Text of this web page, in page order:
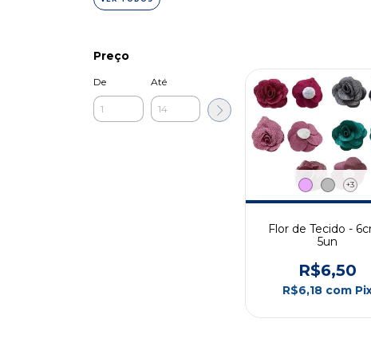
Preço
De Até
+3
Flor de Tecido -
5un
R$6,50
R$6,18 com